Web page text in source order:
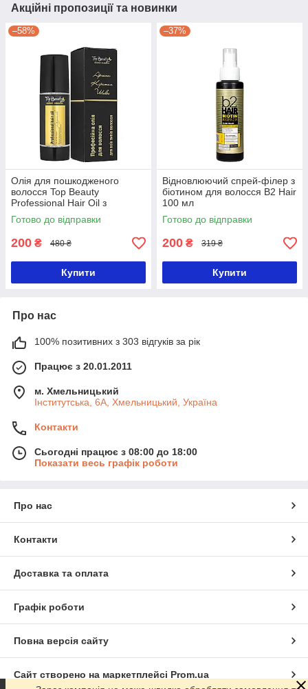
Акційні пропозиції та новинки
–58%
Олія для пошкодженого
волосся Top Beauty
Professional Hair Oil з
аргановою олією 100 мл
Готово до відправки
200 ₴ 480 ₴
Купити
–37%
Відновлюючий спрей-філер з
біотином для волосся B2 Hair
100 мл
Готово до відправки
200 ₴ 319 ₴
Купити
Про нас
100% позитивних з 303 відгуків за рік
Працює з 20.01.2011
м. Хмельницький
Інститутська, 6А, Хмельницький, Україна
Контакти
Сьогодні працює з 08:00 до 18:00
Показати весь графік роботи
Про нас
Контакти
Доставка та оплата
Графік роботи
Повна версія сайту
Сайт створено на маркетплейсі Prom.ua